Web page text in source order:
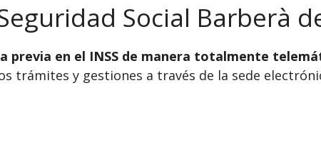
Social Barberà
previa en el INSS de manera totalmente
trámites y gestiones a través de la sede